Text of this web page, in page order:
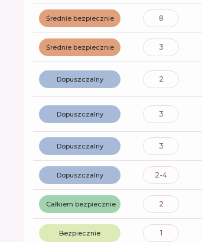
Średnie bezpiecznie 8
Średnie bezpiecznie 3
Dopuszczalny 2
Dopuszczalny 3
Dopuszczalny 3
Dopuszczalny 2-4
Całkiem bezpiecznie 2
Bezpiecznie 1